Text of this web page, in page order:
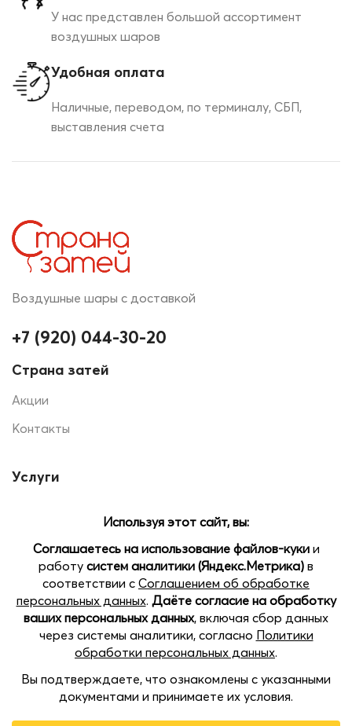
У нас представлен большой ассортимент
воздушных шаров
Удобная оплата
Наличные, переводом, по терминалу, СБП,
выставления счета
Воздушные шары с доставкой
+7 (920) 044-30-20
Страна затей
Акции
Контакты
Услуги
Помощь
Доставка и оплата
Наши магазины:
пр.Кораблестроителей 22 Б, ТЦ SEVEN, 2 этаж
пл. Советская, 5, ТРЦ Жар-Птица, цокольный этаж
Позвоните нам
chaty